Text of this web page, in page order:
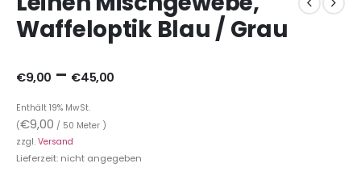
Waffeloptik Blau / Grau
€9,00 – €45,00
Enthält 19% MwSt.
(€9,00 / 50 Meter )
zzgl. Versand
Lieferzeit: nicht angegeben